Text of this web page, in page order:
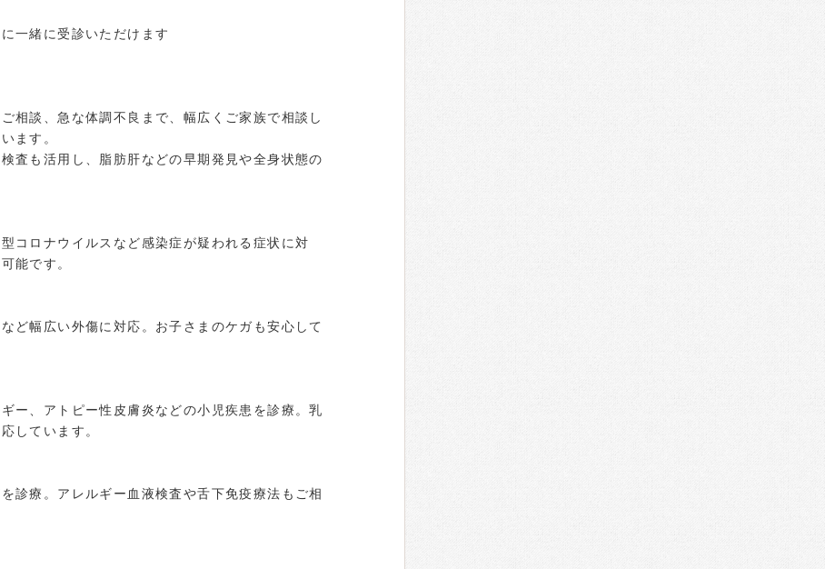
一緒に受診いただけます
相談、急な体調不良まで、幅広くご家族で相談し
ます。
査も活用し、脂肪肝などの早期発見や全身状態の
コロナウイルスなど感染症が疑われる症状に対
能です。
ど幅広い外傷に対応。お子さまのケガも安心して
ー、アトピー性皮膚炎などの小児疾患を診療。乳
しています。
診療。アレルギー血液検査や舌下免疫療法もご相